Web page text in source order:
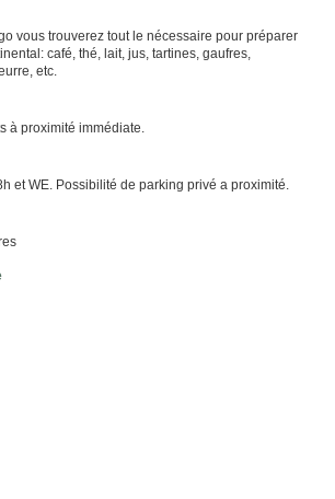
vous trouverez tout le nécessaire pour préparer
café, thé, lait, jus, tartines, gaufres,
etc.
à proximité immédiate.
et WE. Possibilité de parking privé a proximité.